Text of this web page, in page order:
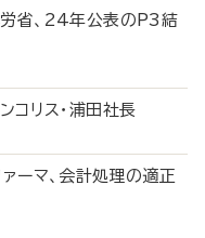
省、24年公表のP3結
リス・浦田社長
ーマ、会計処理の適正